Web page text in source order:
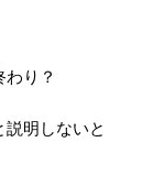
り？
明しないと